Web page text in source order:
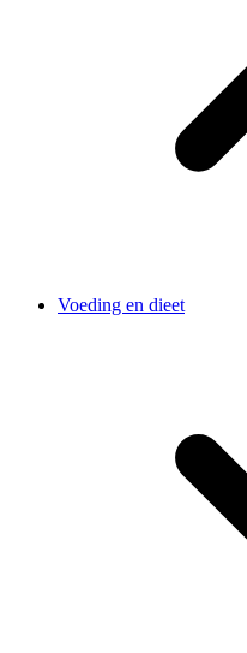
Voeding en dieet